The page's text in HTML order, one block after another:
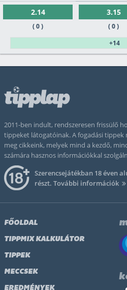
2.14
( 0 )
3.15
( 0 )
+14
2011-ben indult, rendszeresen frissülő
tippeket látogatóinak. A fogadási tippek
meg cikkeink, melyek mind a kezdő,
számára hasznos információkkal
Szerencsejátékban 18 éven
részt. További információk
FŐOLDAL
TIPPMIX KALKULÁTOR
TIPPEK
MECCSEK
EREDMÉNYEK